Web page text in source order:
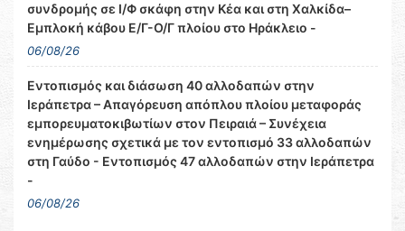
συνδρομής σε Ι/Φ σκάφη στην Κέα και στη Χαλκίδα–
Εμπλοκή κάβου Ε/Γ-Ο/Γ πλοίου στο Ηράκλειο -
06/08/26
Εντοπισμός και διάσωση 40 αλλοδαπών στην
Ιεράπετρα – Απαγόρευση απόπλου πλοίου μεταφοράς
εμπορευματοκιβωτίων στον Πειραιά – Συνέχεια
ενημέρωσης σχετικά με τον εντοπισμό 33 αλλοδαπών
στη Γαύδο - Εντοπισμός 47 αλλοδαπών στην Ιεράπετρα
-
06/08/26